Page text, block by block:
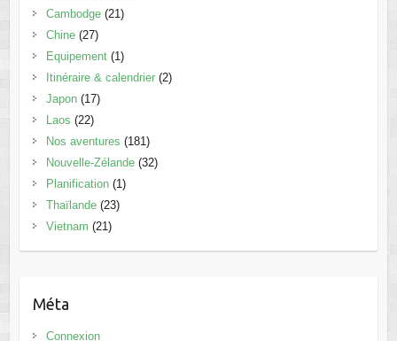
Cambodge(21)
Chine(27)
Equipement(1)
Itinéraire & calendrier(2)
Japon(17)
Laos (22)
Nos aventures (181)
Nouvelle-Zélande(32)
Planification(1)
Thaïlande(23)
Vietnam (21)
Méta
Connexion